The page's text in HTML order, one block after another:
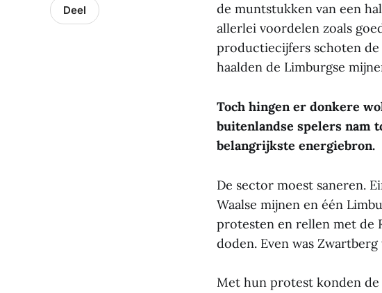
Deel
de muntstukken van een
allerlei voordelen zoals
productiecijfers schoten de
haalden de Limburgse
Toch hingen er donkere
buitenlandse spelers nam
belangrijkste energiebron.
De sector moest saneren.
Waalse mijnen en één
protesten en rellen met de
doden. Even was
Met hun protest konden